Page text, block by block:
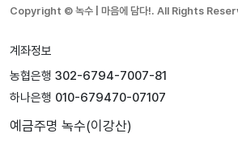
Copyright © 녹수 | 마음에 담다!. All Rights
계좌정보
농협은행 302-6794-7007-81
하나은행 010-679470-07107
예금주명 녹수(이강산)